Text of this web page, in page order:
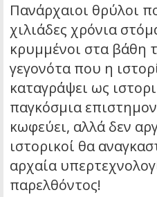
Πανάρχαιοι θρύλοι
χιλιάδες χρόνια
κρυμμένοι στα βάθη
γεγονότα που η
καταγράψει ως
παγκόσμια
κωφεύει, αλλά δεν
ιστορικοί θα
αρχαία
παρελθόντος!